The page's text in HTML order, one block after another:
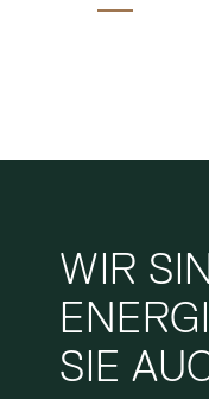
WIR
SIE